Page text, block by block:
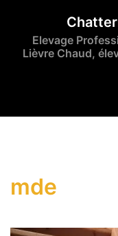
contenuElevage
Lièvre Chaud,
mde